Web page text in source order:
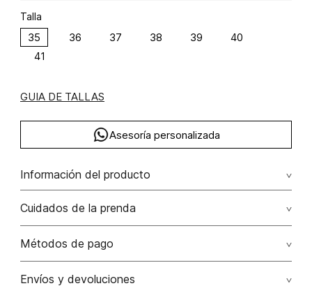
Talla
35 36 37 38 39
40
41
GUIA DE TALLAS
Asesoría personalizada
Información del producto
F06-valentine day 100.00% /
Cuidados de la prenda
Métodos de pago
Tarjetas de crédito: Visa, Dinners, Master Card y American
Envíos y devoluciones